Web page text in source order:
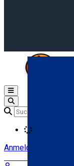
Open main menu
Anmeldung